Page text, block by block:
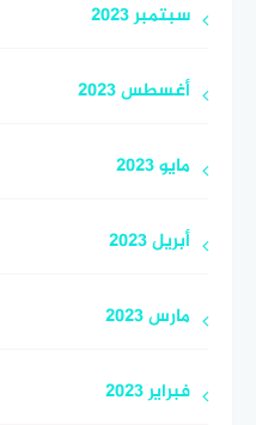
سبتمبر 2023
أغسطس 2023
مايو 2023
أبريل 2023
مارس 2023
فبراير 2023